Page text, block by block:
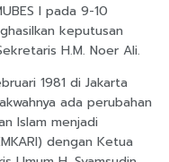
I pada 9-10
keputusan
H.M. Noer Ali.
1981 di Jakarta
ada perubahan
Islam menjadi
dengan Ketua